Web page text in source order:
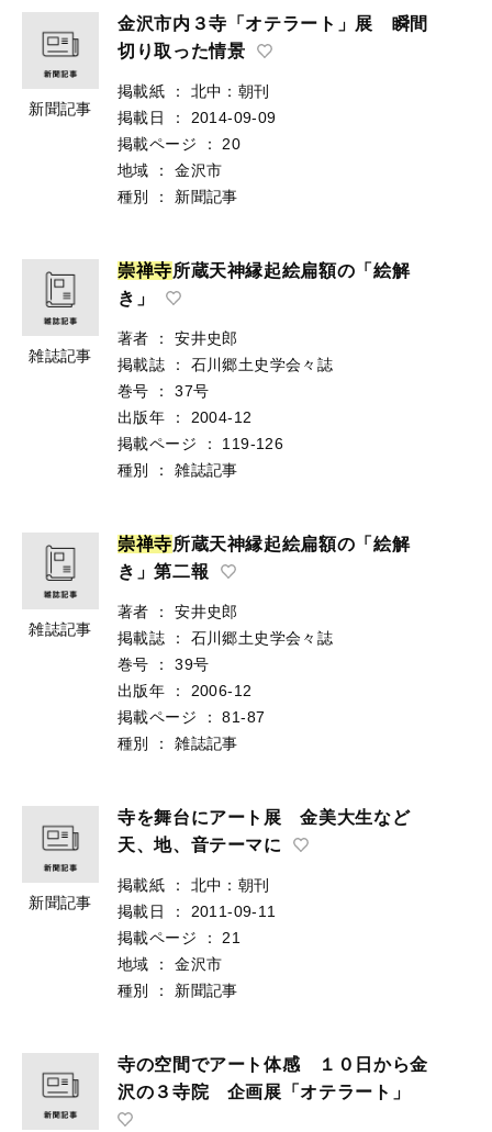
新聞記事
金沢市内３寺「オテラート」展 瞬間
切り取った情景
掲載紙 ：
北中：朝刊
掲載日
：
2014-09-09
掲載ページ
：
20
地域
：
金沢市
種別
： 新聞記事
雑誌記事
崇禅寺所蔵天神縁起絵扁額の「絵解
き」
著者 ：
安井史郎
掲載誌
：
石川郷土史学会々誌
巻号
：
37号
出版年
：
2004-12
掲載ページ
：
119-126
種別
： 雑誌記事
雑誌記事
崇禅寺所蔵天神縁起絵扁額の「絵解
き」第二報
著者 ：
安井史郎
掲載誌
：
石川郷土史学会々誌
巻号
：
39号
出版年
：
2006-12
掲載ページ
：
81-87
種別
： 雑誌記事
新聞記事
寺を舞台にアート展 金美大生など
天、地、音テーマに
掲載紙 ：
北中：朝刊
掲載日
：
2011-09-11
掲載ページ
：
21
地域
：
金沢市
種別
： 新聞記事
寺の空間でアート体感 １０日から金
沢の３寺院 企画展「オテラート」